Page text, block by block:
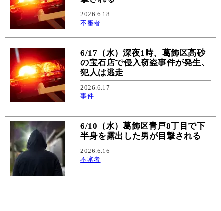
2026.6.18
不審者
6/17（水）深夜1時、葛飾区高砂
の宝石店で侵入窃盗事件が発生、
犯人は逃走
2026.6.17
事件
6/10（水）葛飾区青戸8丁目で下
半身を露出した男が目撃される
2026.6.16
不審者